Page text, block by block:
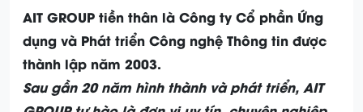
AIT GROUP tiền thân là Công ty Cổ phần Ứng
dụng và Phát triển Công nghệ Thông tin được
thành lập năm 2003.
Sau gần 20 năm hình thành và phát triển, AIT